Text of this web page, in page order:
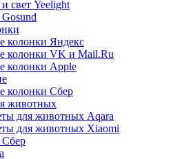
свет Yeelight
колонки Яндекс
колонки VK и Mail.Ru
колонки Apple
колонки Сбер
животных
для животных Aqara
для животных Xiaomi